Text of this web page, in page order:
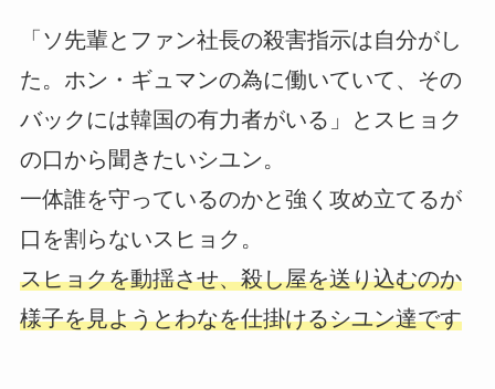
「ソ先輩とファン社長の殺害指示は自分がし
た。ホン・ギュマンの為に働いていて、その
バックには韓国の有力者がいる」とスヒョク
の口から聞きたいシユン。
一体誰を守っているのかと強く攻め立てるが
口を割らないスヒョク。
スヒョクを動揺させ、殺し屋を送り込むのか
様子を見ようとわなを仕掛けるシユン達です